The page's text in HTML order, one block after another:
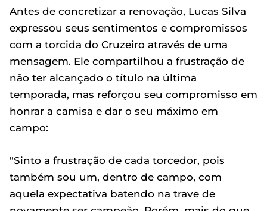
Antes de concretizar a renovação, Lucas Silva
expressou seus sentimentos e compromissos
com a torcida do Cruzeiro através de uma
mensagem. Ele compartilhou a frustração de
não ter alcançado o título na última
temporada, mas reforçou seu compromisso em
honrar a camisa e dar o seu máximo em
campo:
"Sinto a frustração de cada torcedor, pois
também sou um, dentro de campo, com
aquela expectativa batendo na trave de